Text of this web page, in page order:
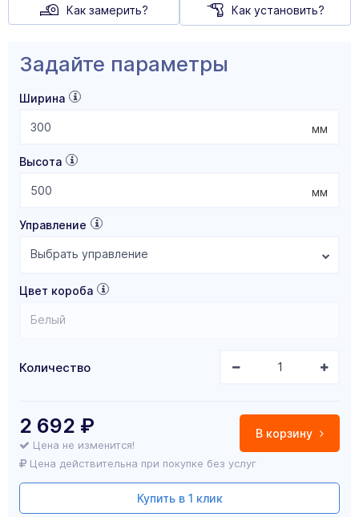
Как замерить? Как установить?
Задайте параметры
Ширина
мм
Высота
мм
Управление
Выбрать управление
Цвет короба
Белый
Количество
В корзину
2 692 ₽
Цена не изменится!
Цена действительна при покупке без услуг
Купить в 1 клик